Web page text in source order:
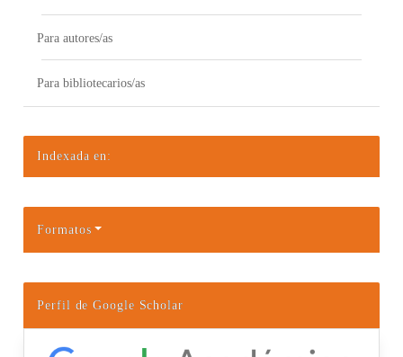
Para autores/as
Para bibliotecarios/as
Indexada en:
Formatos
Perfil de Google Scholar